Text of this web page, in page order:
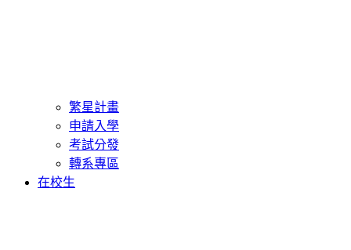
繁星計畫
申請入學
考試分發
轉系專區
在校生